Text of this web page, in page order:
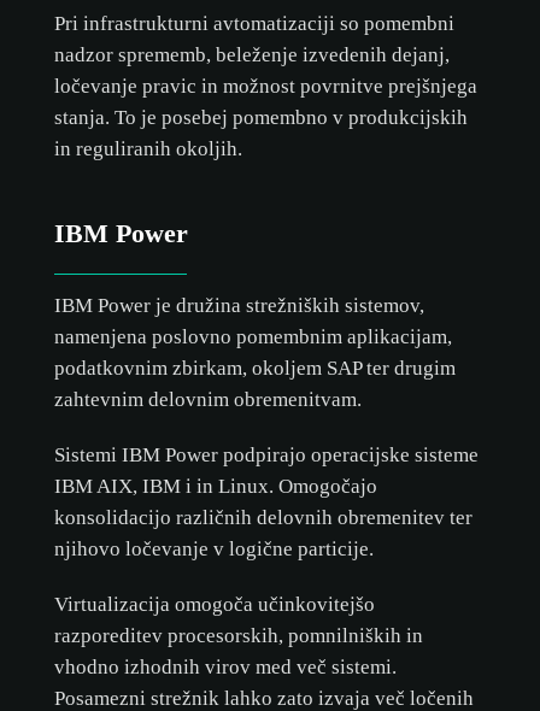
Pri infrastrukturni avtomatizaciji so pomembni
nadzor sprememb, beleženje izvedenih dejanj,
ločevanje pravic in možnost povrnitve prejšnjega
stanja. To je posebej pomembno v produkcijskih
in reguliranih okoljih.
IBM Power
IBM Power je družina strežniških sistemov,
namenjena poslovno pomembnim aplikacijam,
podatkovnim zbirkam, okoljem SAP ter drugim
zahtevnim delovnim obremenitvam.
Sistemi IBM Power podpirajo operacijske sisteme
IBM AIX, IBM i in Linux. Omogočajo
konsolidacijo različnih delovnih obremenitev ter
njihovo ločevanje v logične particije.
Virtualizacija omogoča učinkovitejšo
razporeditev procesorskih, pomnilniških in
vhodno izhodnih virov med več sistemi.
Posamezni strežnik lahko zato izvaja več ločenih